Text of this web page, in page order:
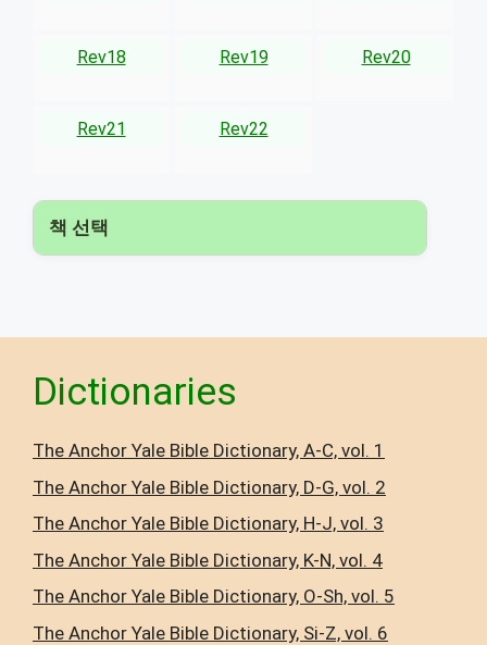
Rev18 Rev19 Rev20
Rev21 Rev22
책 선택
Dictionaries
The Anchor Yale Bible Dictionary, A-C, vol. 1
The Anchor Yale Bible Dictionary, D-G, vol. 2
The Anchor Yale Bible Dictionary, H-J, vol. 3
The Anchor Yale Bible Dictionary, K-N, vol. 4
The Anchor Yale Bible Dictionary, O-Sh, vol. 5
The Anchor Yale Bible Dictionary, Si-Z, vol. 6